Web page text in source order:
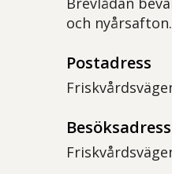
och nyårsafton.
Postadress
Besöksadress